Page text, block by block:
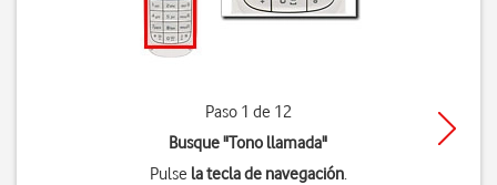
Paso 1 de 12
Busque "Tono llamada"
Pulse la tecla de navegación.